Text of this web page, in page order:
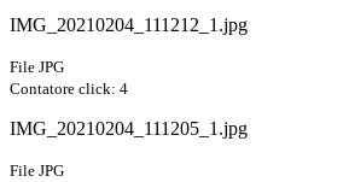
IMG_20210204_111212_1.jpg
File JPG
Contatore click: 4
IMG_20210204_111205_1.jpg
File JPG